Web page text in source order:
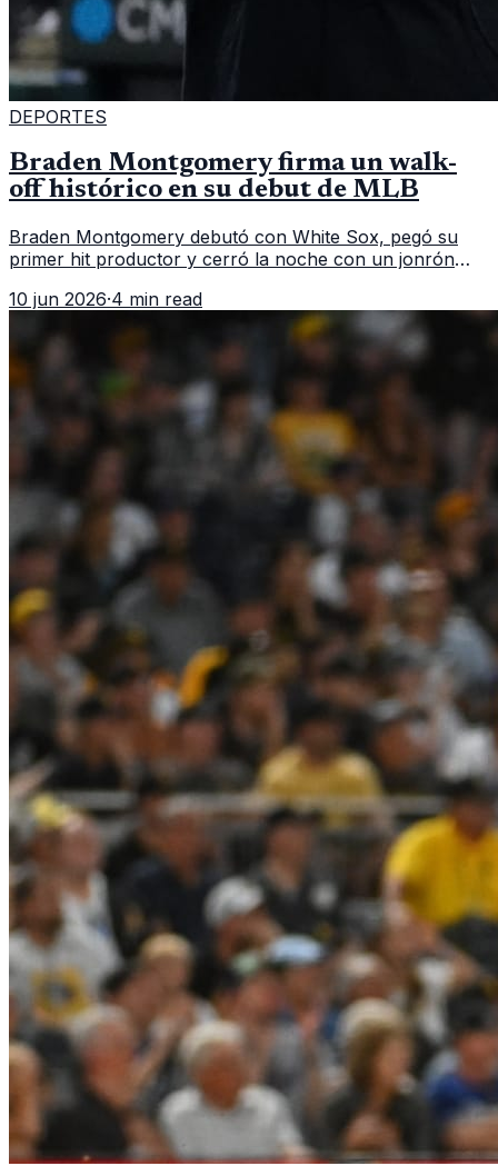
DEPORTES
Braden Montgomery firma un walk-
off histórico en su debut de MLB
Braden Montgomery debutó con White Sox, pegó su
primer hit productor y cerró la noche con un jonrón
caso de este tipo en la historia.
10 jun 2026·4 min read